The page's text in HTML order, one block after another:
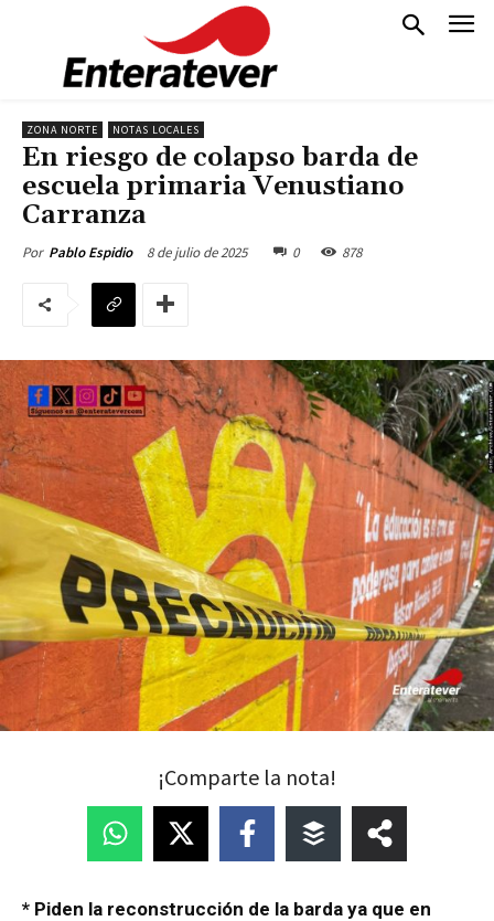
ZONA NORTE NOTAS LOCALES
En riesgo de colapso barda de
escuela primaria Venustiano
Carranza
Por Pablo Espidio 8 de julio de 2025 0 878
¡Comparte la nota!
* Piden la reconstrucción de la barda ya que en